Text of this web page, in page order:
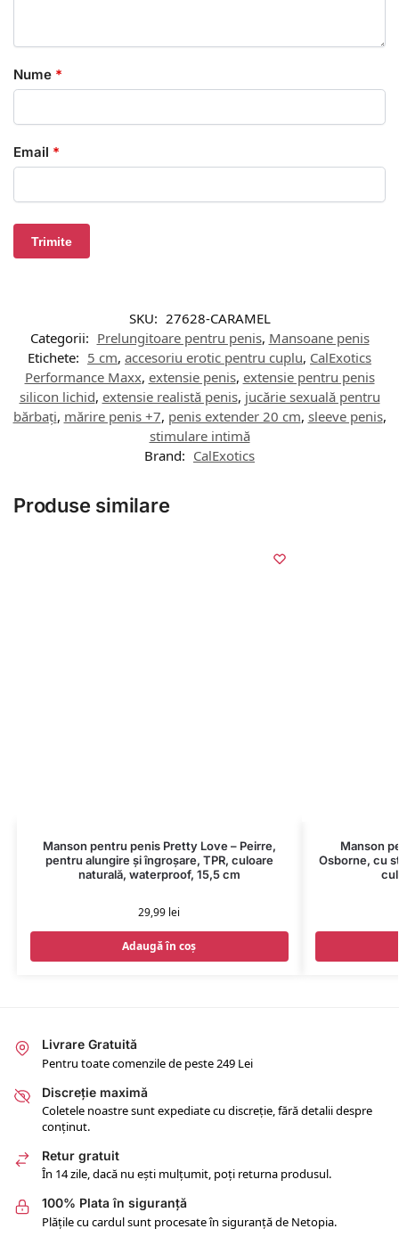
Nume *
Email *
SKU: 27628-CARAMEL
Categorii: Prelungitoare pentru penis, Mansoane penis
Etichete: 5 cm, accesoriu erotic pentru cuplu, CalExotics
Performance Maxx, extensie penis, extensie pentru penis
silicon lichid, extensie realistă penis, jucărie sexuală pentru
bărbați, mărire penis +7, penis extender 20 cm, sleeve penis,
stimulare intimă
Brand: CalExotics
Produse similare
Manson pentru penis Pretty Love – Peirre,
pentru alungire și îngroșare, TPR, culoare
naturală, waterproof, 15,5 cm
29,99 lei
Adaugă în coș
Manson
Osborne, cu
Livrare Gratuită
Pentru toate comenzile de peste 249 Lei
Discreție maximă
Coletele noastre sunt expediate cu discreție, fără detalii despre
conținut.
Retur gratuit
În 14 zile, dacă nu ești mulțumit, poți returna produsul.
100% Plata în siguranță
Plățile cu cardul sunt procesate în siguranță de Netopia.